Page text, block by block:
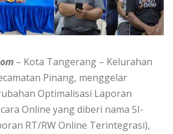
– Kota Tangerang – Kelurahan
Pinang, menggelar
Optimalisasi Laporan
Online yang diberi nama SI-
RT/RW Online Terintegrasi),